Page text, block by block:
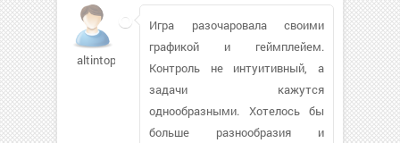
altintop09341
Игра разочаровала своими
графикой и геймплейем.
Контроль не интуитивный, а
задачи кажутся
однообразными. Хотелось бы
больше разнообразия и